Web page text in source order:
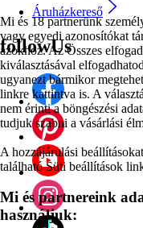
Mi és 18 partnerünk
vagy egyedi azonosítókat
azokhoz. Az Összes
kiválasztásával
ugyanezt bármikor
linkre kattintva is. A
nem érinti a böngészési
tudjuk szabni a vásárlási
A hozzájárulási
található Süti beállítások
Mi és partnereink
használjuk:
Áruházkereső
followUs